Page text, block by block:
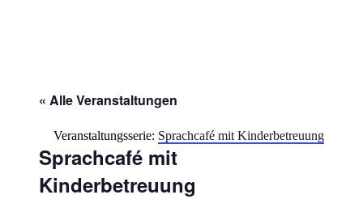
« Alle Veranstaltungen
Veranstaltungsserie: Sprachcafé mit Kinderbetreuung
Sprachcafé mit
Kinderbetreuung